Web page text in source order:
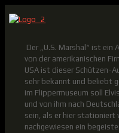
Der „U.S. Marshal“ ist ein
von der amerikanischen
USA ist dieser Schützen-
sehr bekannt und beliebt
im Flippermuseum soll
und von ihm nach
sein, als er hier stationiert
nachgewiesen ein